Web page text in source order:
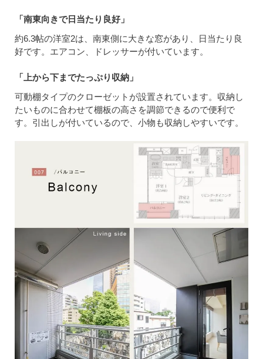
「南東向きで日当たり良好」
約6.3帖の洋室2は、南東側に大きな窓があり、日当たり良
好です。エアコン、ドレッサーが付いています。
「上から下までたっぷり収納」
可動棚タイプのクローゼットが設置されています。収納し
たいものに合わせて棚板の高さを調節できるので便利で
す。引出しが付いているので、小物も収納しやすいです。